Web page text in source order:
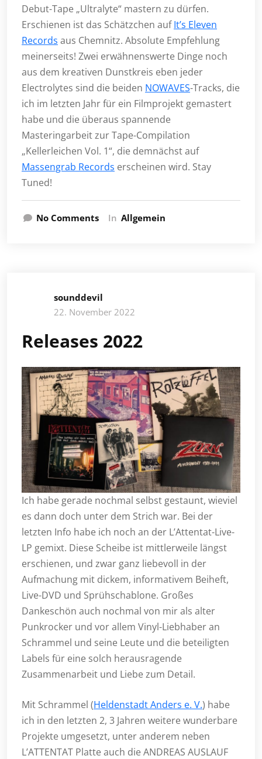
Debut-Tape „Ultralyte“ mastern zu dürfen.
Erschienen ist das Schätzchen aufIt’s Eleven
Records aus Chemnitz. Absolute Empfehlung
meinerseits! Zwei erwähnenswerte Dinge noch
aus dem kreativen Dunstkreis eben jeder
Electrolytes sind die beiden NOWAVES-Tracks, die
ich im letzten Jahr für ein Filmprojekt gemastert
habe und die überaus spannende
Masteringarbeit zur Tape-Compilation
„Kellerleichen Vol. 1“, die demnächst auf
Massengrab Records erscheinen wird. Stay
Tuned!
No Comments In Allgemein
sounddevil
22. November 2022
Releases 2022
Ich habe gerade nochmal selbst gestaunt, wieviel
es dann doch unter dem Strich war. Bei der
letzten Info habe ich noch an der L’Attentat-Live-
LP gemixt. Diese Scheibe ist mittlerweile längst
erschienen, und zwar ganz liebevoll in der
Aufmachung mit dickem, informativem Beiheft,
Live-DVD und Sprühschablone. Großes
Dankeschön auch nochmal von mir als alter
Punkrocker und vor allem Vinyl-Liebhaber an
Schrammel und seine Leute und die beteiligten
Labels für eine solch herausragende
Zusammenarbeit und Liebe zum Detail.
Mit Schrammel (Heldenstadt Anders e. V.) habe
ich in den letzten 2, 3 Jahren weitere wunderbare
Projekte umgesetzt, unter anderem neben
L’ATTENTAT Platte auch die ANDREAS AUSLAUF